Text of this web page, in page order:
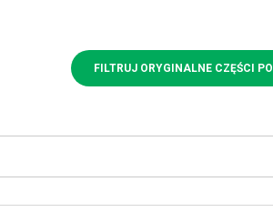
FILTRUJ ORYGINALNE CZĘŚCI